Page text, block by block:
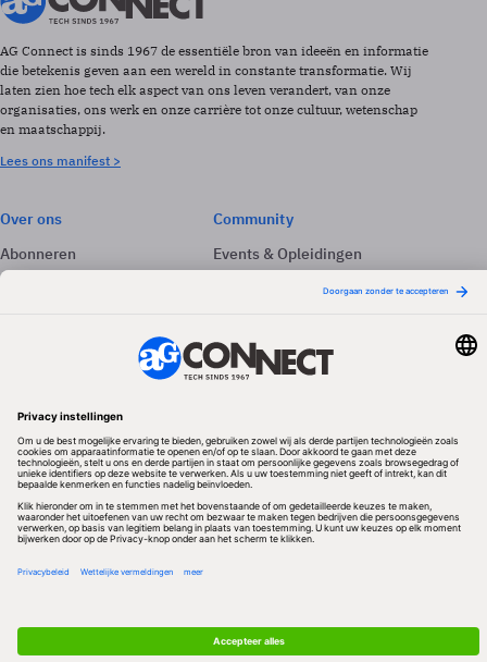
AG Connect is sinds 1967 de essentiële bron van ideeën en informatie
die betekenis geven aan een wereld in constante transformatie. Wij
laten zien hoe tech elk aspect van ons leven verandert, van onze
organisaties, ons werk en onze carrière tot onze cultuur, wetenschap
en maatschappij.
Lees ons manifest >
Over ons
Abonneren
Adverteren
Community
Events & Opleidingen
Volg ons
Redactionele partner
Algemene Voorwaarden & Copyrights